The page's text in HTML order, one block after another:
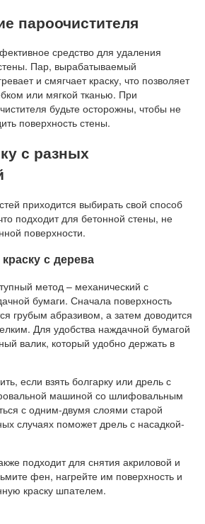
пароочистителя
средство для удаления
Пар, вырабатываемый
и смягчает краску, что позволяет
или мягкой тканью. При
будьте осторожны, чтобы не
поверхность стены.
с разных
приходится выбирать свой способ
подходит для бетонной стены, не
поверхности.
с дерева
метод – механический с
бумаги. Сначала поверхность
грубым абразивом, а затем доводится
Для удобства наждачной бумагой
валик, который удобно держать в
если взять болгарку или дрель с
машиной со шлифовальным
с одним-двумя слоями старой
случаях поможет дрель с насадкой-
подходит для снятия акриловой и
фен, нагрейте им поверхность и
краску шпателем.